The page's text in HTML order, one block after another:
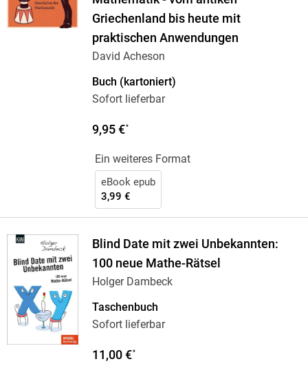
Griechenland bis heute mit
praktischen Anwendungen
David Acheson
Buch (kartoniert)
Sofort lieferbar
9,95 €*
Ein weiteres Format
eBook epub
3,99 €
Blind Date mit zwei Unbekannten:
100 neue Mathe-Rätsel
Holger Dambeck
Taschenbuch
Sofort lieferbar
11,00 €*